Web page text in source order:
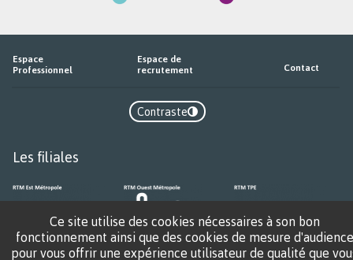
Espace
Professionnel
Espace de
recrutement
Contact
ContrasteContraste
Les filiales
Ce site utilise des cookies nécessaires à son bon
fonctionnement ainsi que des cookies de mesure d'audience
pour vous offrir une expérience utilisateur de qualité que